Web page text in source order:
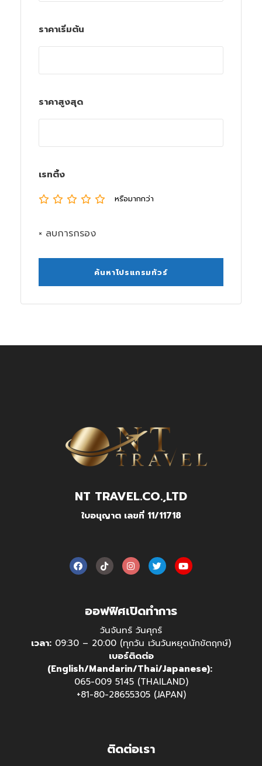
ราคาเริ่มต้น
ราคาสูงสุด
เรทติ้ง
หรือมากกว่า
× ลบการกรอง
NT TRAVEL.CO.,LTD
ใบอนุญาต เลขที่ 11/11718
ออฟฟิศเปิดทำการ
วันจันทร์ วันศุกร์
เวลา: 09:30 – 20:00 (ทุกวัน เว้นวันหยุดนักขัตฤกษ์)
เบอร์ติดต่อ
(English/Mandarin/Thai/Japanese):
065-009 5145 (THAILAND)
+81-80-28655305 (JAPAN)
ติดต่อเรา